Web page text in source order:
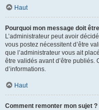
Haut
Pourquoi mon message doit
L’administrateur peut avoir
vous postez nécessitent d’être
que l’administrateur vous ait
être validés avant d’être publiés.
d’informations.
Haut
Comment remonter mon sujet ?